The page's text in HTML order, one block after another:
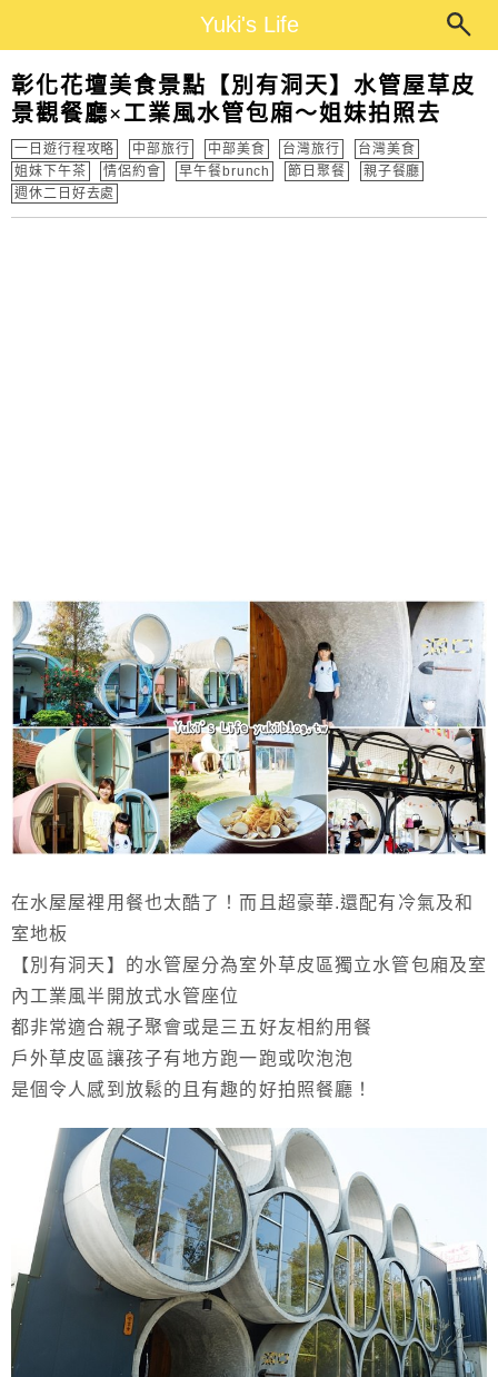
Yuki's Life
彰化花壇美食景點【別有洞天】水管屋草皮
景觀餐廳×工業風水管包廂～姐妹拍照去
一日遊行程攻略 中部旅行 中部美食 台灣旅行
台灣美食
姐妹下午茶
情侶約會 早午餐brunch 節日聚餐
親子餐廳
週休二日好去處
在水屋屋裡用餐也太酷了！而且超豪華.還配有冷氣及和
室地板
【別有洞天】的水管屋分為室外草皮區獨立水管包廂及室
內工業風半開放式水管座位
都非常適合親子聚會或是三五好友相約用餐
戶外草皮區讓孩子有地方跑一跑或吹泡泡
是個令人感到放鬆的且有趣的好拍照餐廳！